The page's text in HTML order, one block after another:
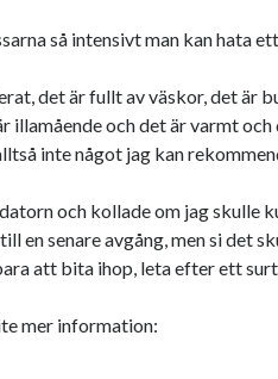
så intensivt man kan hata
det är fullt av väskor, det är
illamående och det är varmt
inte något jag kan
och kollade om jag skulle
en senare avgång, men si det
att bita ihop, leta efter ett
mer information: